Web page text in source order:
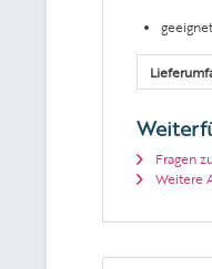
Fragen
Weitere